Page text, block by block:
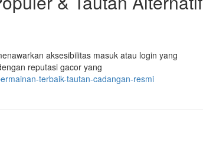
aksesibilitas masuk atau login yang
reputasi gacor yang
terbaik-tautan-cadangan-resmi